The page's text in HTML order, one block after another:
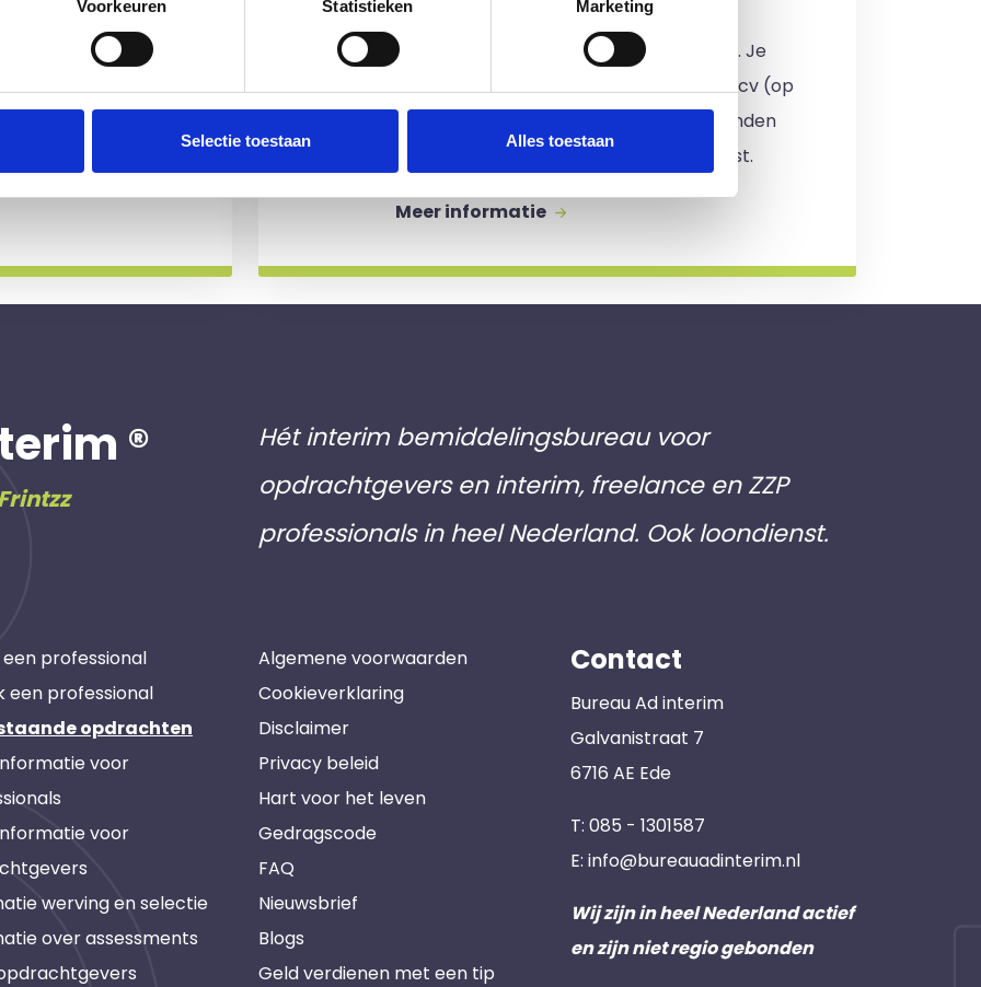
Voorkeuren Statistieken Marketing
Selectie toestaan Alles toestaan
juiste kandidaten
No match? No pay!
als een
gaat.
Je schrijft je in door jouw cv te uploaden. Je
krijgt binnen 24 uur een reactie op jouw cv (op
werkdagen). Er zijn
verbonden
aan inschrijving en je zit nergens aan vast.
Meer informatie
®
Hét interim bemiddelingsbureau voor
opdrachtgevers en interim, freelance en ZZP
professionals in heel Nederland. Ook loondienst.
professional
een professional
opdrachten
voor
voor
werving en selectie
over assessments
Algemene voorwaarden
Cookieverklaring
Disclaimer
Privacy beleid
Hart voor het leven
Gedragscode
FAQ
Nieuwsbrief
Blogs
Geld verdienen met een tip
Contact
Bureau Ad interim
Galvanistraat 7
6716 AE Ede
T: 085 - 1301587
E: info@bureauadinterim.nl
Wij zijn in heel Nederland actief
en zijn niet regio gebonden